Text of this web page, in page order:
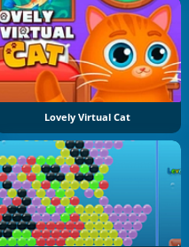
Lovely Virtual Cat